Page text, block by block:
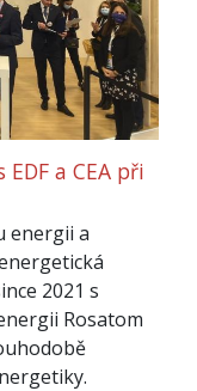
a CEA při
energii a
2021 s
Rosatom